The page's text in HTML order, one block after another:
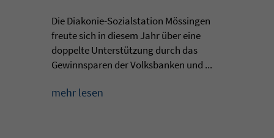
Die Diakonie-Sozialstation Mössingen
freute sich in diesem Jahr über eine
doppelte Unterstützung durch das
Gewinnsparen der Volksbanken und ...
mehr lesen